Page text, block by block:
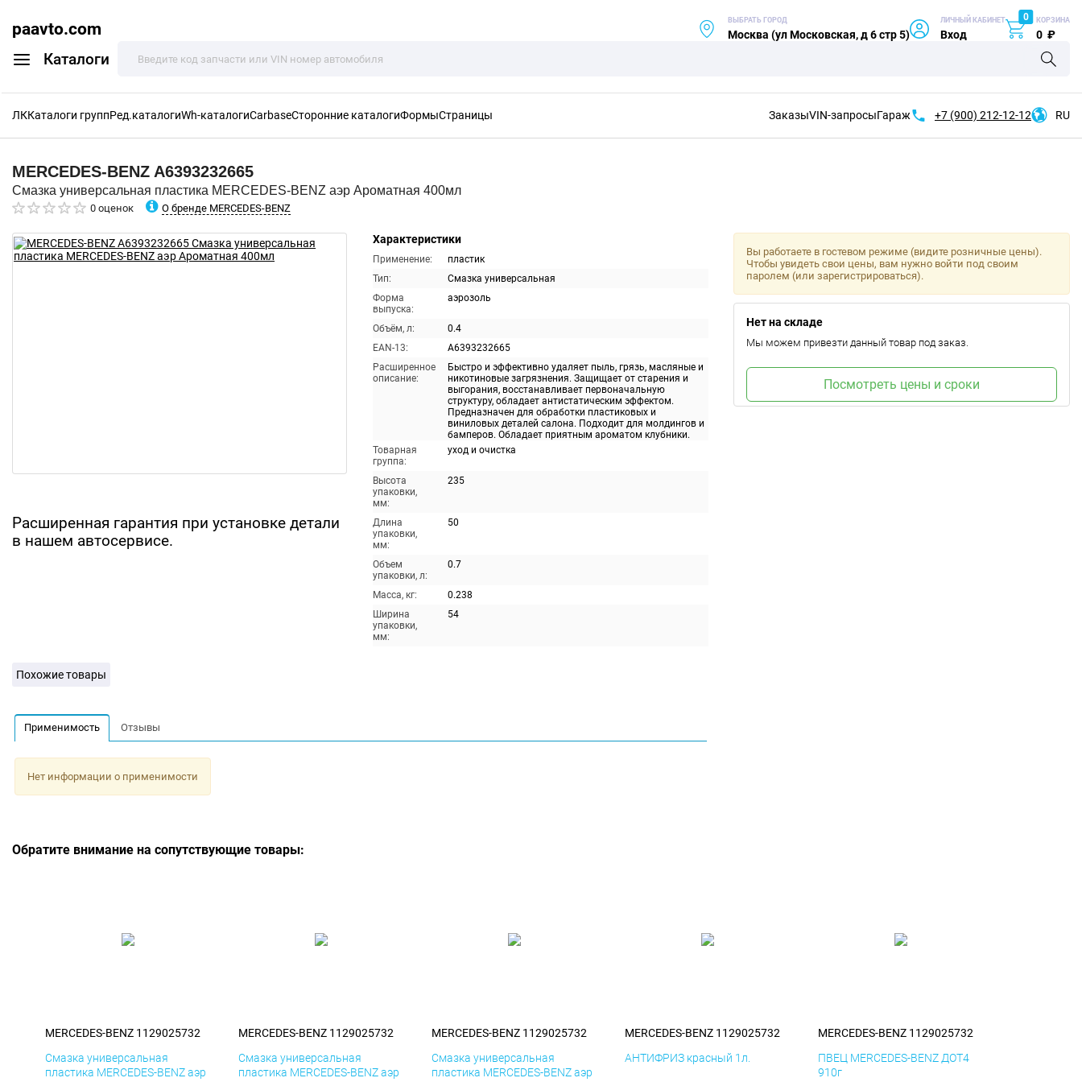
paavto.com
Каталоги
ВЫБРАТЬ ГОРОД
Москва (ул Московская, д 6 стр 5)
ЛИЧНЫЙ КАБИНЕТ
Вход
0 КОРЗИНА
0 ₽
ЛККаталоги группРед.каталогиWh-каталогиCarbaseСторонние каталогиФормыСтраницы ЗаказыVIN-запросыГараж +7 (900) 212-12-12 RU
MERCEDES-BENZ A6393232665
Смазка универсальная пластика MERCEDES-BENZ аэр Ароматная 400мл
0 оценок О бренде MERCEDES-BENZ
Расширенная гарантия при установке детали
в нашем автосервисе.
Характеристики
Применение:
пластик
Тип:
Смазка универсальная
Форма
выпуска:
аэрозоль
Объём, л:
0.4
EAN-13:
A6393232665
Расширенное
описание:
Быстро и эффективно удаляет пыль, грязь, масляные и
никотиновые загрязнения. Защищает от старения и
выгорания, восстанавливает первоначальную
структуру, обладает антистатическим эффектом.
Предназначен для обработки пластиковых и
виниловых деталей салона. Подходит для молдингов и
бамперов. Обладает приятным ароматом клубники.
Товарная
группа:
уход и очистка
Высота
упаковки,
мм:
235
Длина
упаковки,
мм:
50
Объем
упаковки, л:
0.7
Масса, кг:
0.238
Ширина
упаковки,
мм:
54
Вы работаете в гостевом режиме (видите розничные цены).
Чтобы увидеть свои цены, вам нужно войти под своим
паролем (или зарегистрироваться).
Нет на складе
Мы можем привезти данный товар под заказ.
Посмотреть цены и сроки
Похожие товары
Применимость Отзывы
Нет информации о применимости
Обратите внимание на сопутствующие товары:
MERCEDES-BENZ 1129025732
Смазка универсальная
пластика MERCEDES-BENZ аэр
MERCEDES-BENZ 1129025732
Смазка универсальная
пластика MERCEDES-BENZ аэр
MERCEDES-BENZ 1129025732
Смазка универсальная
пластика MERCEDES-BENZ аэр
MERCEDES-BENZ 1129025732
АНТИФРИЗ красный 1л.
MERCEDES-BENZ 1129025732
ПВЕЦ MERCEDES-BENZ ДОТ4
910г